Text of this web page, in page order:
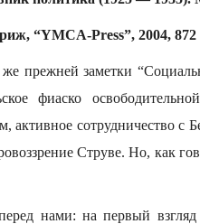
“YMCA-Press”, 2004, 872
прежней заметки
фиаско
активное сотрудничество
Струве. Но, как
нами: на первый